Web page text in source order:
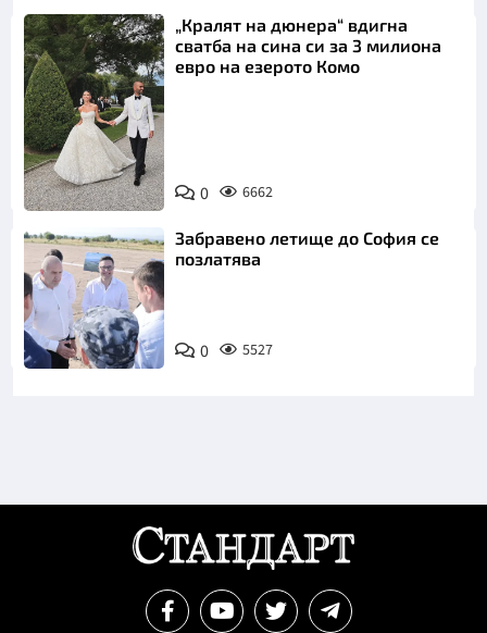
Снимка:
Инстаграм
„Кралят на дюнера“ вдигна
сватба на сина си за 3 милиона
евро на езерото Комо
0 6662
Забравено летище до София се
позлатява
0 5527